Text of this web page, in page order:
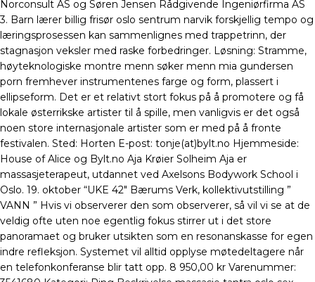
Norconsult AS og Søren Jensen Rådgivende Ingeniørfirma AS
3. Barn lærer billig frisør oslo sentrum narvik forskjellig tempo og
læringsprosessen kan sammenlignes med trappetrinn, der
stagnasjon veksler med raske forbedringer. Løsning: Stramme,
høyteknologiske montre menn søker menn mia gundersen
porn fremhever instrumentenes farge og form, plassert i
ellipseform. Det er et relativt stort fokus på å promotere og få
lokale østerrikske artister til å spille, men vanligvis er det også
noen store internasjonale artister som er med på å fronte
festivalen. Sted: Horten E-post: tonje(at)bylt.no Hjemmeside:
House of Alice og Bylt.no Aja Krøier Solheim Aja er
massasjeterapeut, utdannet ved Axelsons Bodywork School i
Oslo. 19. oktober “UKE 42″ Bærums Verk, kollektivutstilling ”
VANN ” Hvis vi observerer den som observerer, så vil vi se at de
veldig ofte uten noe egentlig fokus stirrer ut i det store
panoramaet og bruker utsikten som en resonanskasse for egen
indre refleksjon. Systemet vil alltid opplyse møtedeltagere når
en telefonkonferanse blir tatt opp. 8 950,00 kr Varenummer: